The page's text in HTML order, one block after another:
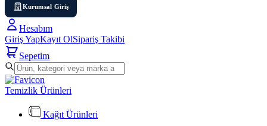
Kurumsal Giriş
Hesabım
Giriş YapKayıt OlSipariş Takibi
Sepetim
Temizlik Ürünleri
Kağıt Ürünleri